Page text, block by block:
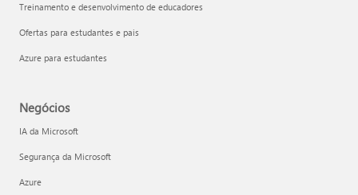
Treinamento e desenvolvimento de educadores
Ofertas para estudantes e pais
Azure para estudantes
Negócios
IA da Microsoft
Segurança da Microsoft
Azure